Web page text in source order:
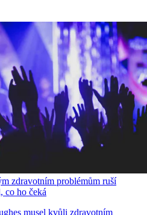
zdravotním problémům ruší
co ho čeká
musel kvůli zdravotním